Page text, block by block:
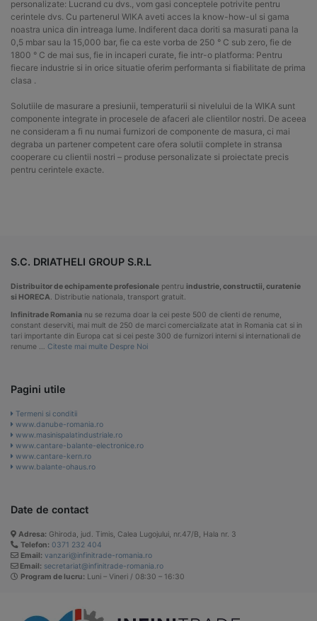
personalizate: Lucrand cu dvs., vom gasi conceptele potrivite pentru
cerintele dvs. Cu partenerul WIKA aveti acces la know-how-ul si gama
noastra unica din intreaga lume. Indiferent daca doriti sa masurati pana la
0,5 mbar sau la 15,000 bar, fie ca este vorba de 250 ° C sub zero, fie de
1800 ° C de mai sus, fie in incaperi curate, fie intr-o platforma: Pentru
fiecare industrie si in orice situatie oferim performanta si fiabilitate de prima
clasa .
Solutiile de masurare a presiunii, temperaturii si nivelului de la WIKA sunt
componente integrate in procesele de afaceri ale clientilor nostri. De aceea
ne consideram a fi nu numai furnizori de componente de masura, ci mai
degraba un partener competent care ofera solutii complete in stransa
cooperare cu clientii nostri – produse personalizate si proiectate precis
pentru cerintele exacte.
S.C. DRIATHELI GROUP S.R.L
Distribuitor de echipamente profesionale pentru industrie, constructii, curatenie
si HORECA. Distributie nationala, transport gratuit.
Infinitrade Romania nu se rezuma doar la cei peste 500 de clienti de renume,
constant deserviti, mai mult de 250 de marci comercializate atat in Romania cat si in
tari importante din Europa cat si cei peste 300 de furnizori interni si internationali de
renume … Citeste mai multe Despre Noi
Pagini utile
Termeni si conditii
www.danube-romania.ro
www.masinispalatindustriale.ro
www.cantare-balante-electronice.ro
www.cantare-kern.ro
www.balante-ohaus.ro
Date de contact
Adresa: Ghiroda, jud. Timis, Calea Lugojului, nr.47/B, Hala nr. 3
Telefon: 0371 232 404
Email: vanzari@infinitrade-romania.ro
Email: secretariat@infinitrade-romania.ro
Program de lucru: Luni – Vineri / 08:30 – 16:30